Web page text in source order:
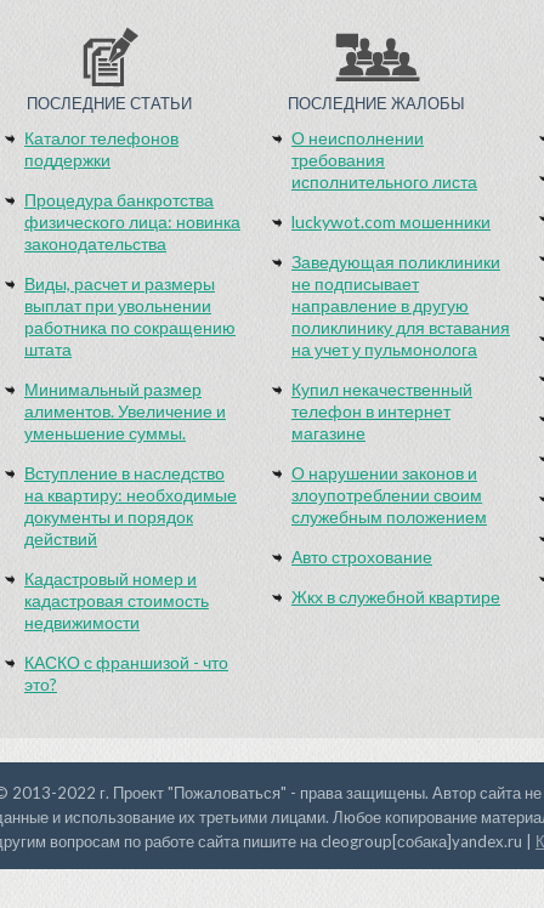
ПОСЛЕДНИЕ СТАТЬИ
Каталог телефонов
поддержки
Процедура банкротства
физического лица: новинка
законодательства
Виды, расчет и размеры
выплат при увольнении
работника по сокращению
штата
Минимальный размер
алиментов. Увеличение и
уменьшение суммы.
Вступление в наследство
на квартиру: необходимые
документы и порядок
действий
Кадастровый номер и
кадастровая стоимость
недвижимости
КАСКО с франшизой - что
это?
ПОСЛЕДНИЕ ЖАЛОБЫ
О неисполнении
требования
исполнительного листа
luckywot.com мошенники
Заведующая поликлиники
не подписывает
направление в другую
поликлинику для вставания
на учет у пульмонолога
Купил некачественный
телефон в интернет
магазине
О нарушении законов и
злоупотреблении своим
служебным положением
Авто строхование
Жкх в служебной квартире
2013-2022 г. Проект "Пожаловаться" - права защищены. Автор сайта не
и использование их третьими лицами. Любое копирование
вопросам по работе сайта пишите на cleogroup[собака]yandex.ru |